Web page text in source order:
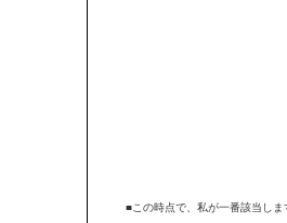
■この時点で、私が一番該当し